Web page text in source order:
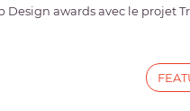
awards avec le projet